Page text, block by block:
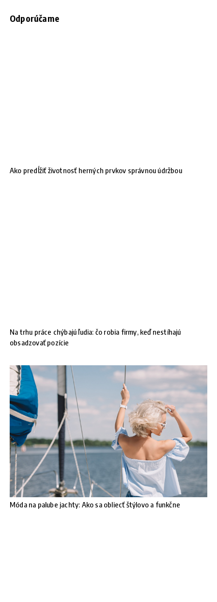
Odporúčame
Ako predĺžiť životnosť herných prvkov správnou údržbou
Na trhu práce chýbajú ľudia: čo robia firmy, keď nestíhajú
obsadzovať pozície
Móda na palube jachty: Ako sa obliecť štýlovo a funkčne